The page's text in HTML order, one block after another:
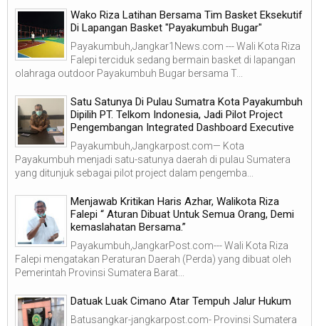
Wako Riza Latihan Bersama Tim Basket Eksekutif
Di Lapangan Basket "Payakumbuh Bugar"
Payakumbuh,Jangkar1News.com --- Wali Kota Riza
Falepi terciduk sedang bermain basket di lapangan
olahraga outdoor Payakumbuh Bugar bersama T...
Satu Satunya Di Pulau Sumatra Kota Payakumbuh
Dipilih PT. Telkom Indonesia, Jadi Pilot Project
Pengembangan Integrated Dashboard Executive
Payakumbuh,Jangkarpost.com— Kota
Payakumbuh menjadi satu-satunya daerah di pulau Sumatera
yang ditunjuk sebagai pilot project dalam pengemba...
Menjawab Kritikan Haris Azhar, Walikota Riza
Falepi “ Aturan Dibuat Untuk Semua Orang, Demi
kemaslahatan Bersama.”
Payakumbuh,JangkarPost.com--- Wali Kota Riza
Falepi mengatakan Peraturan Daerah (Perda) yang dibuat oleh
Pemerintah Provinsi Sumatera Barat...
Datuak Luak Cimano Atar Tempuh Jalur Hukum
Batusangkar-jangkarpost.com- Provinsi Sumatera